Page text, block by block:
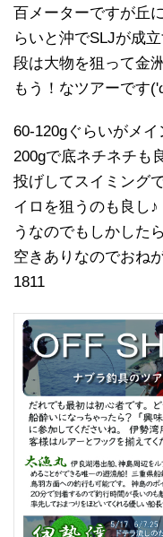
百メーターですが丘
らいと沖でSLJが成
段は大物を狙って金
もう！なツアーです
60-120gぐらいがメ
200gで底ネチネチ
投げしてスイミング
イロを狙うのも良し
うなのでもしかした
空きありなのでおね
1811